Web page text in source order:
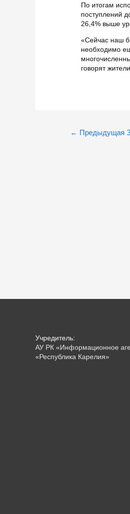
По итогам
поступлений
26,4% выше
«Сейчас наш
необходимо
говорят
← Предыдущая
Учредитель:
АУ РК «Информационное
«Республика Карелия»